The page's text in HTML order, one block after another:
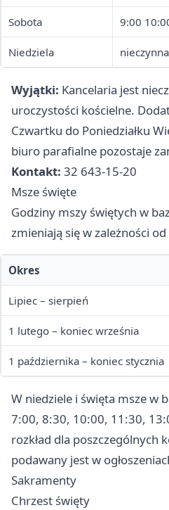
Sobota 9:00
Niedziela nieczynna
Wyjątki: Kancelaria jest
uroczystości kościelne.
Czwartku do Poniedziałku
biuro parafialne pozostaje
Kontakt: 32 643-15-20
Msze święte
Godziny mszy świętych w
zmieniają się w zależności
Okres
Lipiec – sierpień
1 lutego – koniec września
1 października – koniec stycznia
W niedziele i święta msze w
7:00, 8:30, 10:00, 11:30,
rozkład dla poszczególnych
podawany jest w
Sakramenty
Chrzest święty